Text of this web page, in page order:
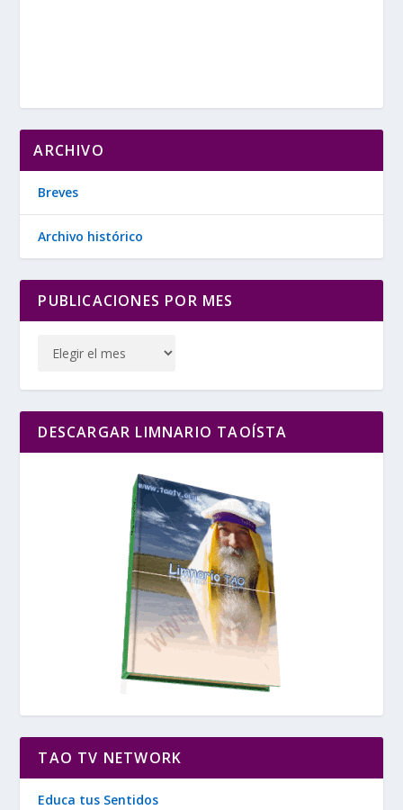
ARCHIVO
Breves
Archivo histórico
PUBLICACIONES POR MES
DESCARGAR LIMNARIO TAOÍSTA
TAO TV NETWORK
Educa tus Sentidos